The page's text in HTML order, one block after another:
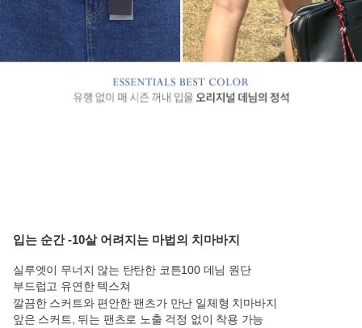
입는 순간 -10살 어려지는 마법의 치마바지
실루엣이 무너지 않는 탄탄한 코튼100 데님 원단
부드럽고 유연한 텍스쳐
깔끔한 스커트와 편안한 팬츠가 만난 일체형 치마바지
앞은 스커트, 뒤는 팬츠로 노출 걱정 없이 착용 가능